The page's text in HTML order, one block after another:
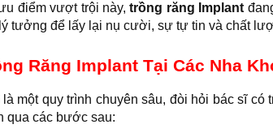
điểm vượt trội này,trồng răng Implant
tưởng để lấy lại nụ cười, sự tự tin và chất
Răng Implant Tại Các Nha
một quy trình chuyên sâu, đòi hỏi bác sĩ có
qua các bước sau: